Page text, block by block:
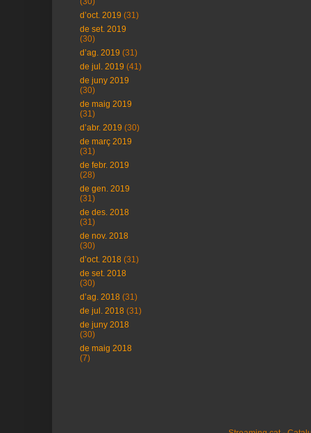
d’oct. 2019 (31)
de set. 2019
(30)
d’ag. 2019 (31)
de jul. 2019 (41)
de juny 2019
(30)
de maig 2019
(31)
d’abr. 2019 (30)
de març 2019
(31)
de febr. 2019
(28)
de gen. 2019
(31)
de des. 2018
(31)
de nov. 2018
(30)
d’oct. 2018 (31)
de set. 2018
(30)
d’ag. 2018 (31)
de jul. 2018 (31)
de juny 2018
(30)
de maig 2018
(7)